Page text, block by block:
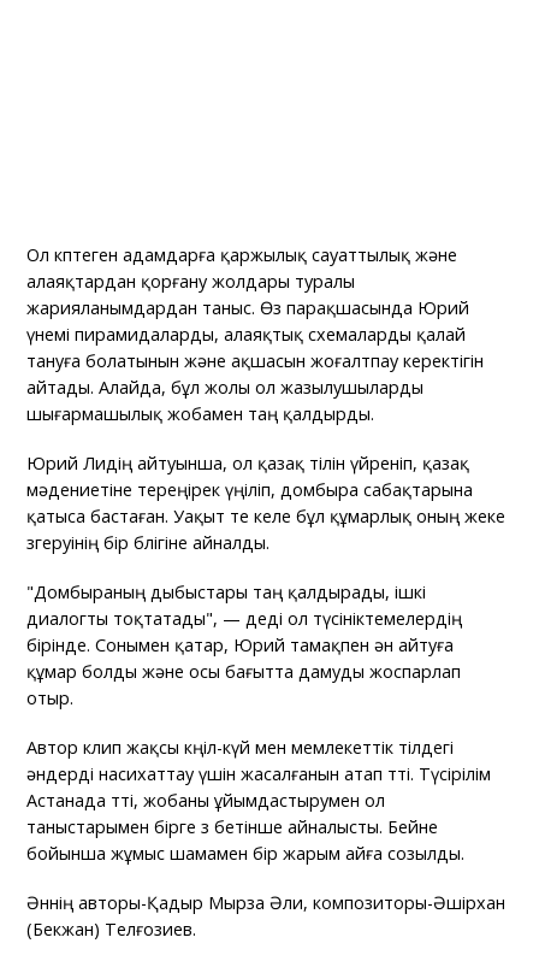
Ол көптеген адамдарға қаржылық сауаттылық және
алаяқтардан қорғану жолдары туралы
жарияланымдардан таныс. Өз парақшасында Юрий
үнемі пирамидаларды, алаяқтық схемаларды қалай
тануға болатынын және ақшасын жоғалтпау керектігін
айтады. Алайда, бұл жолы ол жазылушыларды
шығармашылық жобамен таң қалдырды.
Юрий Лидің айтуынша, ол қазақ тілін үйреніп, қазақ
мәдениетіне тереңірек үңіліп, домбыра сабақтарына
қатыса бастаған. Уақыт өте келе бұл құмарлық оның жеке
өзгеруінің бір бөлігіне айналды.
"Домбыраның дыбыстары таң қалдырады, ішкі
диалогты тоқтатады", — деді ол түсініктемелердің
бірінде. Сонымен қатар, Юрий тамақпен ән айтуға
құмар болды және осы бағытта дамуды жоспарлап
отыр.
Автор клип жақсы көңіл-күй мен мемлекеттік тілдегі
әндерді насихаттау үшін жасалғанын атап өтті. Түсірілім
Астанада өтті, жобаны ұйымдастырумен ол
таныстарымен бірге өз бетінше айналысты. Бейне
бойынша жұмыс шамамен бір жарым айға созылды.
Әннің авторы-Қадыр Мырза Әли, композиторы-Әшірхан
(Бекжан) Телғозиев.